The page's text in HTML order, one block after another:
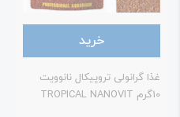
خرید
گرانولی تروپیکال نانوویت